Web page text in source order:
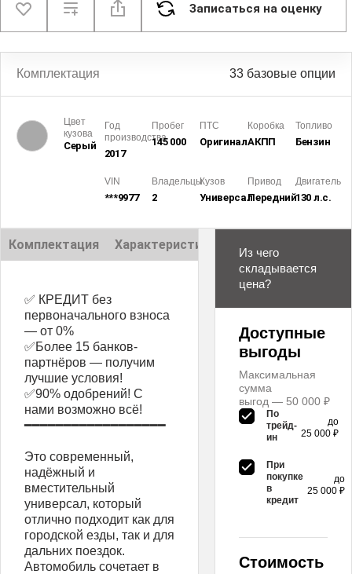
Записаться на оценку
Комплектация 33 базовые опции
Цвет
кузова
Серый
Год
производства
2017
Пробег
145 000
ПТС
Оригинал
Коробка
АКПП
Топливо
Бензин
VIN
***9977
Владельцы
2
Кузов
Универсал
Привод
Передний
Двигатель
130 л.с.
Комплектация Характеристики Описание
✅ КРЕДИТ без
первоначального взноса
— от 0%
✅Более 15 банков-
партнёров — получим
лучшие условия!
✅90% одобрений! С
нами возможно всё!
━━━━━━━━━━━━━━━━━━
Это современный,
надёжный и
вместительный
универсал, который
отлично подходит как для
городской езды, так и для
дальних поездок.
Автомобиль сочетает в
Из чего
складывается
цена?
Доступные
выгоды
Максимальная
сумма
выгод — 50 000 ₽
По
трейд-
ин
до
25 000 ₽
При
покупке
в
кредит
до
25 000 ₽
Стоимость